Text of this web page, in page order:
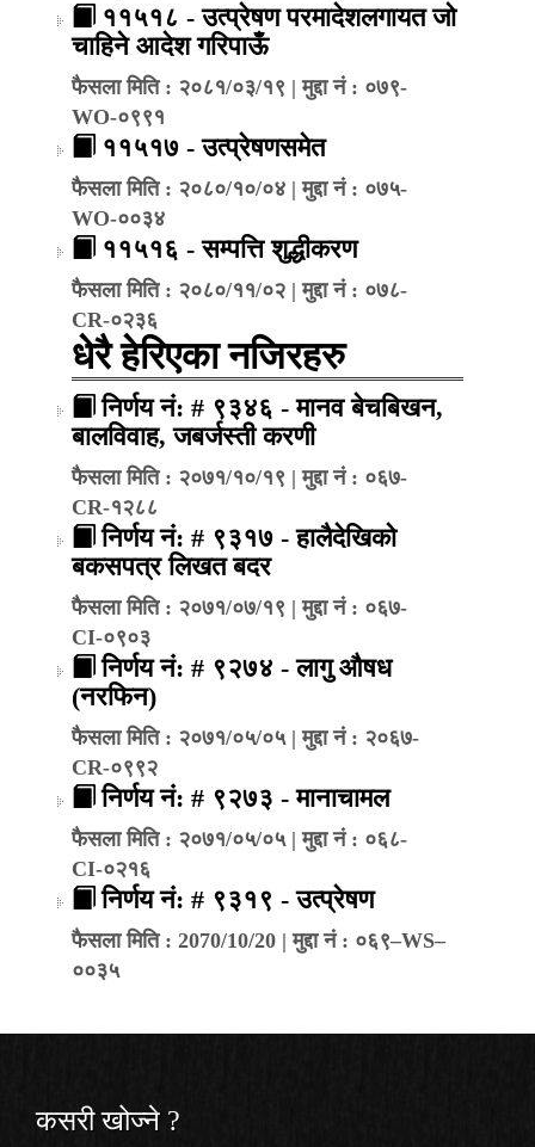
११५१८ - उत्प्रेषण परमादेशलगायत जो
चाहिने आदेश गरिपाऊँ
फैसला मिति : २०८१/०३/१९ | मुद्दा नं : ०७९-
WO-०९९१
११५१७ - उत्प्रेषणसमेत
फैसला मिति : २०८०/१०/०४ | मुद्दा नं : ०७५-
WO-००३४
११५१६ - सम्पत्ति शुद्धीकरण
फैसला मिति : २०८०/११/०२ | मुद्दा नं : ०७८-
CR-०२३६
धेरै हेरिएका नजिरहरु
निर्णय नं: # ९३४६ - मानव बेचबिखन,
बालविवाह, जबर्जस्ती करणी
फैसला मिति : २०७१/१०/१९ | मुद्दा नं : ०६७-
CR-१२८८
निर्णय नं: # ९३१७ - हालैदेखिको
बकसपत्र लिखत बदर
फैसला मिति : २०७१/०७/१९ | मुद्दा नं : ०६७-
CI-०९०३
निर्णय नं: # ९२७४ - लागु औषध
(नरफिन)
फैसला मिति : २०७१/०५/०५ | मुद्दा नं : २०६७-
CR-०९९२
निर्णय नं: # ९२७३ - मानाचामल
फैसला मिति : २०७१/०५/०५ | मुद्दा नं : ०६८-
CI-०२१६
निर्णय नं: # ९३१९ - उत्प्रेषण
फैसला मिति : 2070/10/20 | मुद्दा नं : ०६९–WS–
००३५
कसरी खोज्‍ने ?